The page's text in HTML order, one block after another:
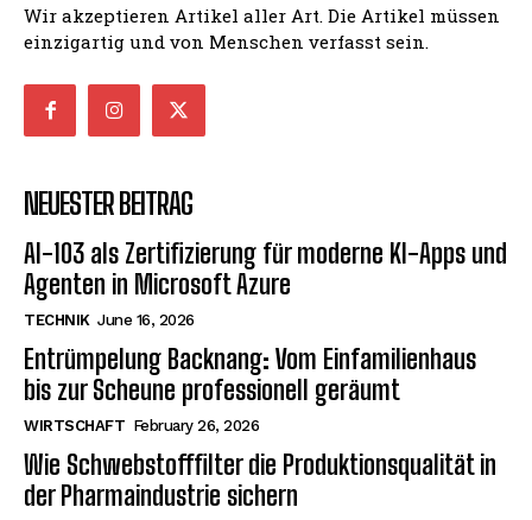
Wir akzeptieren Artikel aller Art. Die Artikel müssen
einzigartig und von Menschen verfasst sein.
NEUESTER BEITRAG
AI-103 als Zertifizierung für moderne KI-Apps und
Agenten in Microsoft Azure
TECHNIK June 16, 2026
Entrümpelung Backnang: Vom Einfamilienhaus
bis zur Scheune professionell geräumt
WIRTSCHAFT February 26, 2026
Wie Schwebstofffilter die Produktionsqualität in
der Pharmaindustrie sichern